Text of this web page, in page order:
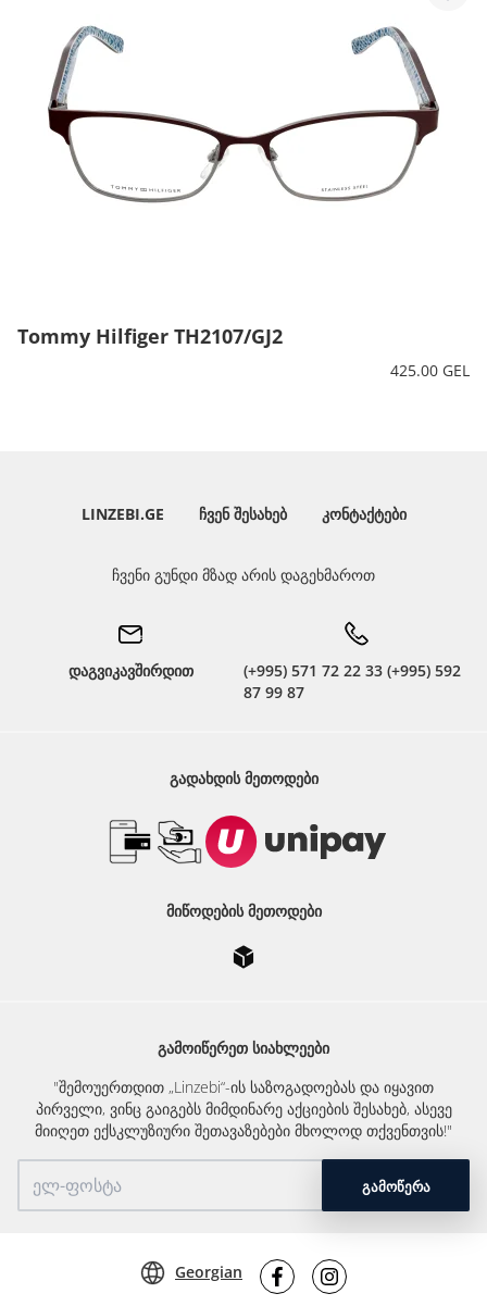
Tommy Hilfiger TH2107/GJ2
425.00 GEL
LINZEBI.GE ᲩᲕᲔᲜ ᲨᲔᲡᲐᲮᲔᲑ ᲙᲝᲜᲢᲐᲥᲢᲔᲑᲘ
ჩვენი გუნდი მზად არის დაგეხმაროთ
დაგვიკავშირდით
(+995) 571 72 22 33 (+995) 592
87 99 87
ᲒᲐᲓᲐᲮᲓᲘᲡ ᲛᲔᲗᲝᲓᲔᲑᲘ
ᲛᲘᲬᲝᲓᲔᲑᲘᲡ ᲛᲔᲗᲝᲓᲔᲑᲘ
ᲒᲐᲛᲝᲘᲬᲔᲠᲔᲗ ᲡᲘᲐᲮᲚᲔᲔᲑᲘ
"შემოუერთდით „Linzebi“-ის საზოგადოებას და იყავით
პირველი, ვინც გაიგებს მიმდინარე აქციების შესახებ, ასევე
მიიღეთ ექსკლუზიური შეთავაზებები მხოლოდ თქვენთვის!"
ᲒᲐᲛᲝᲬᲔᲠᲐ
Georgian